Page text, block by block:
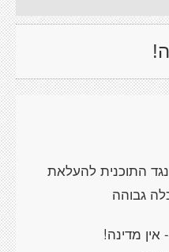
התוכנית להעלאת
גבוהה
מדינה!